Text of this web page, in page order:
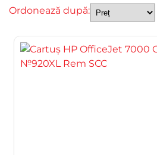
Ordonează după: